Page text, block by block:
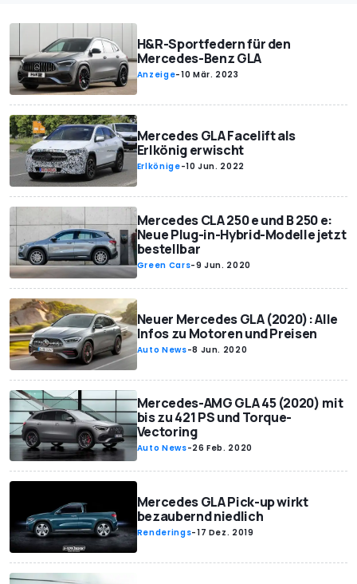
H&R-Sportfedern für den
Mercedes-Benz GLA
Anzeige-10 Mär. 2023
Mercedes GLA Facelift als
Erlkönig erwischt
Erlkönige-10 Jun. 2022
Mercedes CLA 250 e und B 250 e:
Neue Plug-in-Hybrid-Modelle jetzt
bestellbar
Green Cars-9 Jun. 2020
Neuer Mercedes GLA (2020): Alle
Infos zu Motoren und Preisen
Auto News-8 Jun. 2020
Mercedes-AMG GLA 45 (2020) mit
bis zu 421 PS und Torque-
Vectoring
Auto News-26 Feb. 2020
Mercedes GLA Pick-up wirkt
bezaubernd niedlich
Renderings-17 Dez. 2019